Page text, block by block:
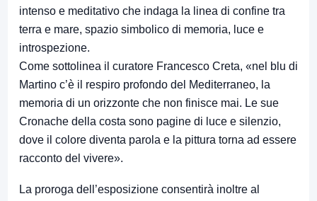
intenso e meditativo che indaga la linea di confine tra
terra e mare, spazio simbolico di memoria, luce e
introspezione.
Come sottolinea il curatore Francesco Creta, «nel blu di
Martino c’è il respiro profondo del Mediterraneo, la
memoria di un orizzonte che non finisce mai. Le sue
Cronache della costa sono pagine di luce e silenzio,
dove il colore diventa parola e la pittura torna ad essere
racconto del vivere».
La proroga dell’esposizione consentirà inoltre al